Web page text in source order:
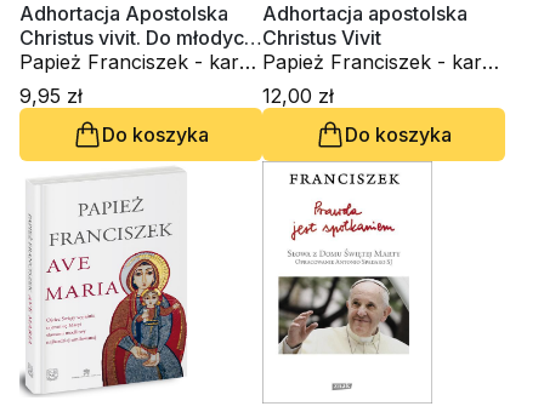
Adhortacja Apostolska
Christus vivit. Do młodych
i całego Ludu Bożego
Papież Franciszek - kard.
Jorge Mario Bergoglio
9,95 zł
Do koszyka
Adhortacja apostolska
Christus Vivit
Papież Franciszek - kard.
Jorge Mario Bergoglio
12,00 zł
Do koszyka